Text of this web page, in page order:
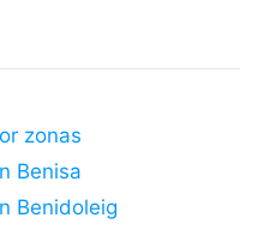
zonas
Benisa
Benidoleig